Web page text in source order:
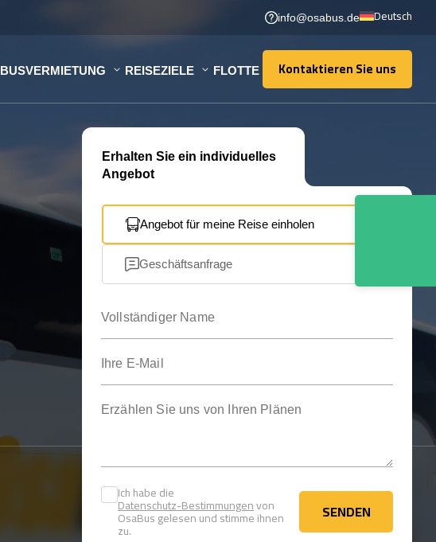
info@osabus.de Deutsch
BUSVERMIETUNG REISEZIELE FLOTTE Kontaktieren Sie uns
Kontaktieren Sie uns
Erhalten Sie ein individuelles
Angebot
Angebot für meine Reise einholen
Geschäftsanfrage
Ich habe die
Datenschutz-Bestimmungenvon
OsaBus gelesen und stimme ihnen
zu.
SENDEN
SENDEN